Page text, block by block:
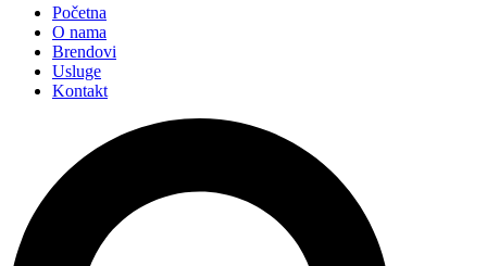
Početna
O nama
Brendovi
Usluge
Kontakt